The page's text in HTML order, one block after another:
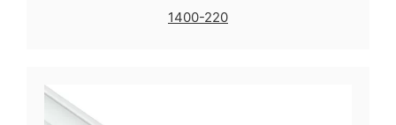
1400-220